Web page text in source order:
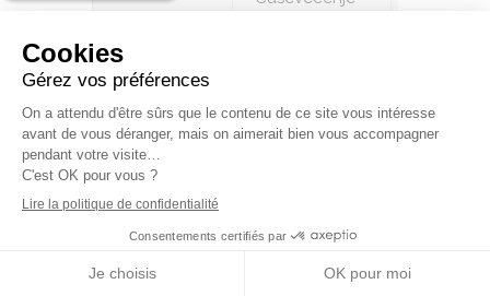
02/08/2015
17/05/2015
Championnat
par equipe
17/05/2015
Championnat
individuel R4